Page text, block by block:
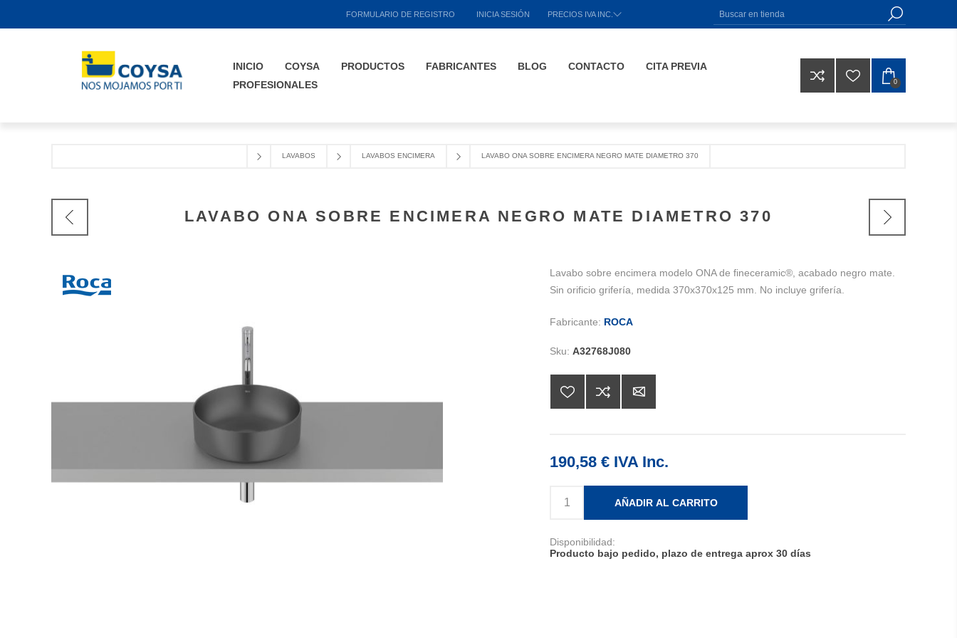
FORMULARIO DE REGISTRO INICIA SESIÓN PRECIOS IVA INC.
INICIO COYSA PRODUCTOS FABRICANTES BLOG CONTACTO
CITA PREVIA
PROFESIONALES
0
LAVABOS LAVABOS ENCIMERA LAVABO ONA SOBRE ENCIMERA NEGRO MATE DIAMETRO 370
LAVABO ONA SOBRE ENCIMERA NEGRO MATE DIAMETRO 370
Lavabo sobre encimera modelo ONA de fineceramic®, acabado negro mate.
Sin orificio grifería, medida 370x370x125 mm. No incluye grifería.
Fabricante: ROCA
Sku: A32768J080
190,58 € IVA Inc.
AÑADIR AL CARRITO
Disponibilidad:
Producto bajo pedido, plazo de entrega aprox 30 días